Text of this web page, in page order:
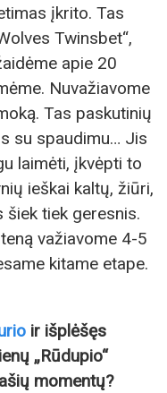
įkrito. Tas
Twinsbet“,
apie 20
Nuvažiavome
Tas paskutinių
su spaudimu… Jis
laimėti, įkvėpti to
ieškai kaltų, žiūri,
šiek tiek geresnis.
važiavome 4-5
kitame etape.
ir išplėšęs
„Rūdupio“
momentų?